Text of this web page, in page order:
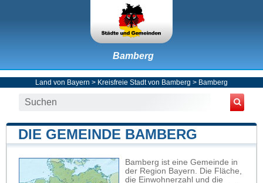
Bamberg
Land von Bayern > Kreisfreie Stadt von Bamberg > Bamberg
DIE GEMEINDE BAMBERG
Bamberg ist eine Gemeinde in
der Region Bayern. Die Fläche,
die Einwohnerzahl und die